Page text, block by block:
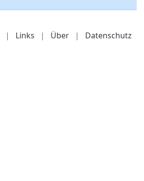
| Links | Über | Datenschutz